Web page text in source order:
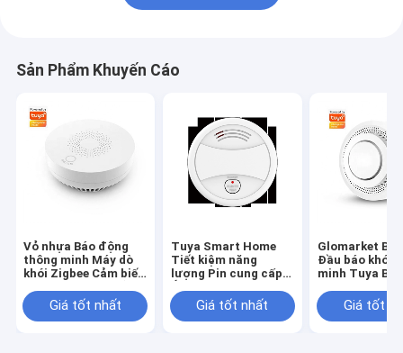
Sản Phẩm Khuyến Cáo
Vỏ nhựa Báo động
thông minh Máy dò
khói Zigbee Cảm biến
ứng dụng Tuya
Giá tốt nhất
Tuya Smart Home
Tiết kiệm năng
lượng Pin cung cấp
Máy dò khói đẩy Wifi
Giá tốt nhất
Glomarket
Đầu báo khói
minh Tuya
biến khói hộ
Hỗ trợ OEM
Giá tốt